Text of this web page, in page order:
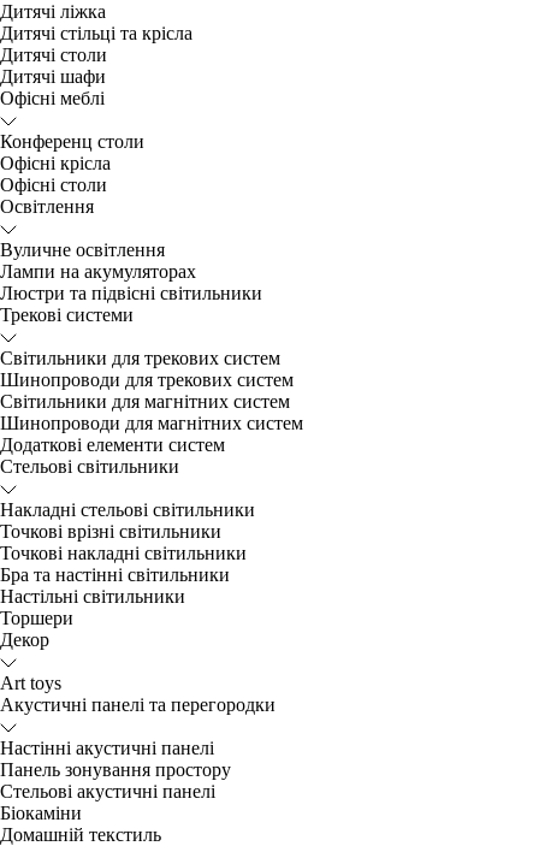
Дитячі ліжка
Дитячі стільці та крісла
Дитячі столи
Дитячі шафи
Офісні меблі
Конференц столи
Офісні крісла
Офісні столи
Освітлення
Вуличне освітлення
Лампи на акумуляторах
Люстри та підвісні світильники
Трекові системи
Світильники для трекових систем
Шинопроводи для трекових систем
Світильники для магнітних систем
Шинопроводи для магнітних систем
Додаткові елементи систем
Cтельові світильники
Накладні стельові світильники
Точкові врізні світильники
Точкові накладні світильники
Бра та настінні світильники
Настільні світильники
Торшери
Декор
Art toys
Акустичні панелі та перегородки
Настінні акустичні панелі
Панель зонування простору
Стельові акустичні панелі
Біокаміни
Домашній текстиль